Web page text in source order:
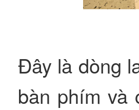
Đây là dòng
bàn phím và